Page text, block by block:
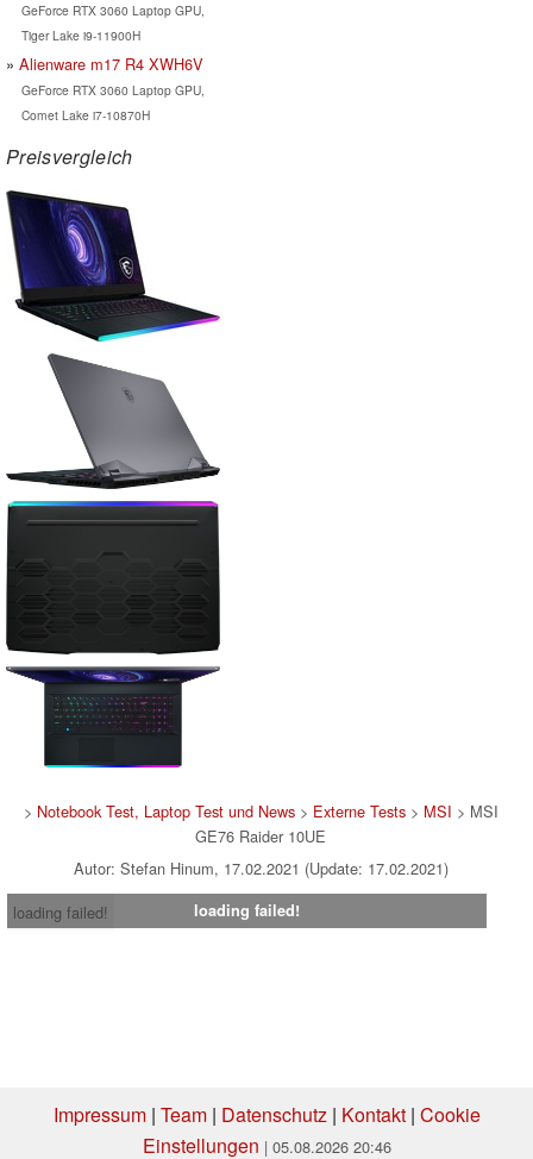
GeForce RTX 3060 Laptop GPU,
Tiger Lake i9-11900H
Alienware m17 R4 XWH6V
GeForce RTX 3060 Laptop GPU,
Comet Lake i7-10870H
Preisvergleich
> Notebook Test, Laptop Test und News> Externe Tests> MSI > MSI
GE76 Raider 10UE
Autor: Stefan Hinum, 17.02.2021 (Update: 17.02.2021)
loading failed!
loading failed!
Impressum| Team| Datenschutz| Kontakt| Cookie
Einstellungen | 05.08.2026 20:46